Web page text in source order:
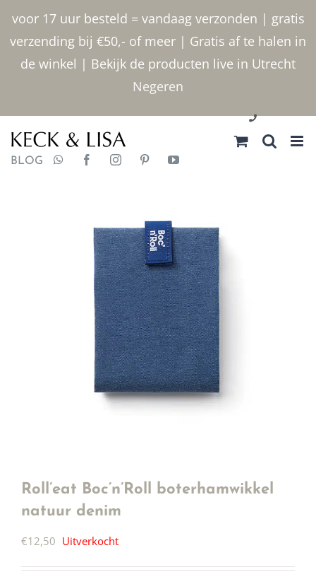
voor 17 uur besteld = vandaag verzonden | gratis
verzending bij €50,- of meer | Gratis af te halen in
de winkel | Bekijk de producten live in Utrecht
Negeren
inhoud
030 2400000
BLOG
Roll’eat Boc’n’Roll boterhamwikkel
natuur denim
€12,50 Uitverkocht